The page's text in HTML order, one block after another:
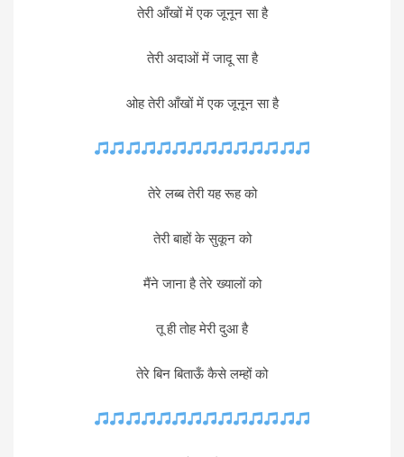
तेरी आँखों में एक जूनून सा है
तेरी अदाओं में जादू सा है
ओह तेरी आँखों में एक जूनून सा है
तेरे लब्ब तेरी यह रूह को
तेरी बाहों के सुकून को
मैंने जाना है तेरे ख्यालों को
तू ही तोह मेरी दुआ है
तेरे बिन बिताऊँ कैसे लम्हों को